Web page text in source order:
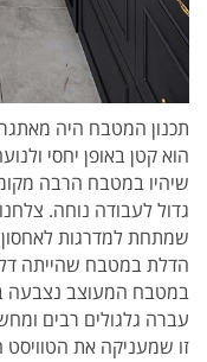
תכנון המטבח היה
הוא קטן באופן יחסי
שיהיו במטבח הרבה
גדול לעבודה נוחה.
שמתחת למדרגות לאחסון
הדלת במטבח שהייתה
במטבח המעוצב נצבעה
עברה גלגולים רבים
זו שמעניקה את הטוויסט